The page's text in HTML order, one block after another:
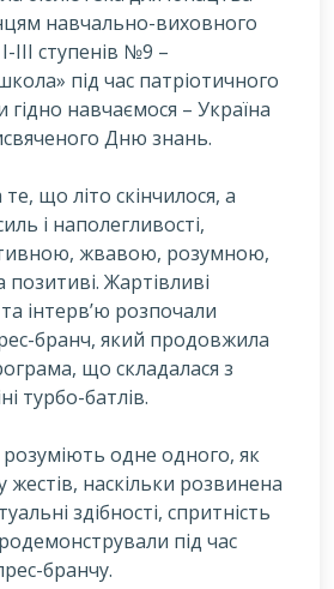
навчально-виховного
ІІІ ступенів №9 –
під час патріотичного
навчаємося – Україна
Дню знань.
що літо скінчилося, а
і наполегливості,
жвавою, розумною,
Жартівливі
інтерв’ю розпочали
бранч, який продовжила
що складалася з
турбо-батлів.
одне одного, як
наскільки розвинена
здібності, спритність
під час
бранчу.